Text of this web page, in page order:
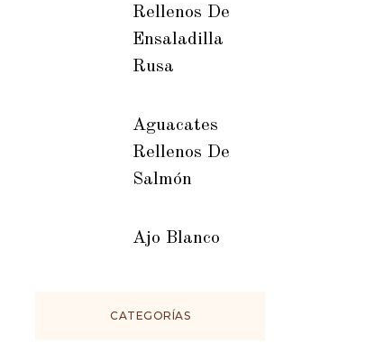
Rellenos De
Ensaladilla
Rusa
Aguacates
Rellenos De
Salmón
Ajo Blanco
CATEGORÍAS